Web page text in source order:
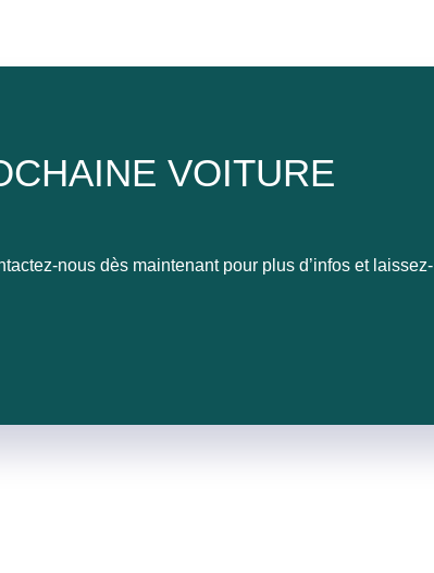
VOITURE
nous dès maintenant pour plus d’infos et laissez-